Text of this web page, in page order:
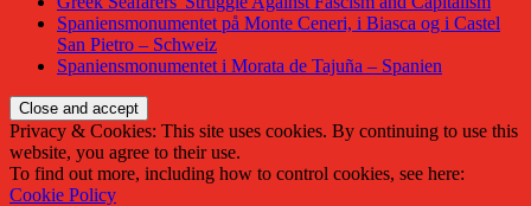
Spaniensmonumentet på Monte Ceneri, i Biasca og i Castel
San Pietro – Schweiz
Spaniensmonumentet i Morata de Tajuña – Spanien
Privacy & Cookies: This site uses cookies. By continuing to use this
website, you agree to their use.
To find out more, including how to control cookies, see here:
Cookie Policy